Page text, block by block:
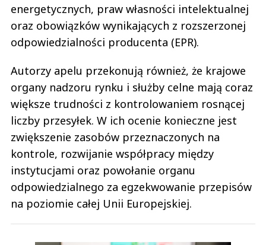
energetycznych, praw własności intelektualnej
oraz obowiązków wynikających z rozszerzonej
odpowiedzialności producenta (EPR).
Autorzy apelu przekonują również, że krajowe
organy nadzoru rynku i służby celne mają coraz
większe trudności z kontrolowaniem rosnącej
liczby przesyłek. W ich ocenie konieczne jest
zwiększenie zasobów przeznaczonych na
kontrole, rozwijanie współpracy między
instytucjami oraz powołanie organu
odpowiedzialnego za egzekwowanie przepisów
na poziomie całej Unii Europejskiej.